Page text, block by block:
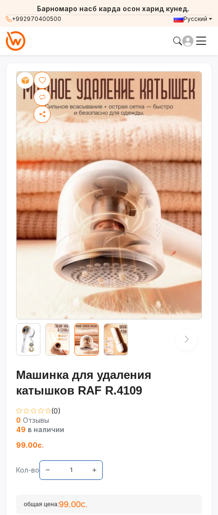
+992970400500
Барномаро насб карда осон харид кунед.
Русский
Машинка для удаления
катышков RAF R.4109
(0)
0 Отзывы
49 в наличии
99.00с.
Кол-во
общая цена:99.00с.